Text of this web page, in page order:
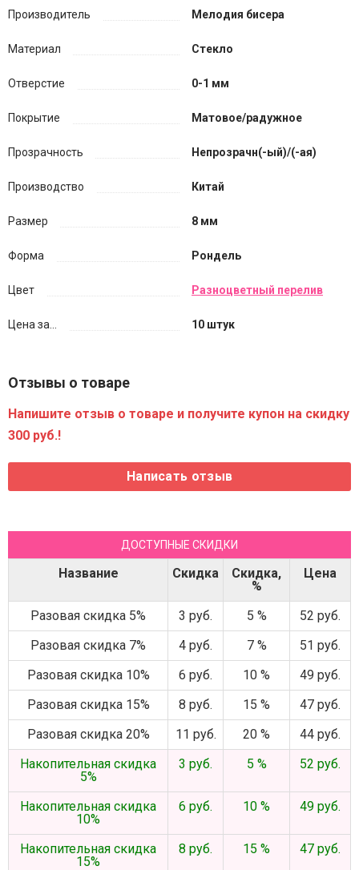
Производитель Мелодия бисера
Материал Стекло
Отверстие 0-1 мм
Покрытие Матовое/радужное
Прозрачность Непрозрачн(-ый)/(-ая)
Производство Китай
Размер 8 мм
Форма Рондель
Цвет Разноцветный перелив
Цена за... 10 штук
Отзывы о товаре
Напишите отзыв о товаре и получите купон на скидку
300 руб.!
ДОСТУПНЫЕ СКИДКИ
Название Скидка
Скидка,
%
Цена
Разовая скидка 5% 3 руб. 5 %
52 руб.
Разовая скидка 7%
4 руб. 7 %
51 руб.
Разовая скидка 10%
6 руб. 10 %
49 руб.
Разовая скидка 15%
8 руб. 15 %
47 руб.
Разовая скидка 20%
11 руб. 20 %
44 руб.
Накопительная скидка
5%
3 руб. 5 % 52 руб.
Накопительная скидка
10%
6 руб. 10 % 49 руб.
Накопительная скидка
15%
8 руб. 15 % 47 руб.